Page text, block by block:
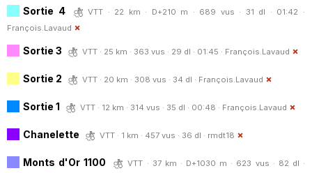
Sortie 4
VTT · 22 km · D+210 m · 689 vus · 31 dl · 01:42 ·
François.Lavaud
Sortie 3 VTT · 25 km · 363 vus · 29 dl · 01:45 · François.Lavaud
Sortie 2 VTT · 20 km · 308 vus · 34 dl · François.Lavaud
Sortie 1 VTT · 12 km · 314 vus · 35 dl · 00:48 · François.Lavaud
Chanelette VTT · 1 km · 457 vus · 36 dl · rmdt18
Monts d'Or 1100
VTT · 37 km · D+1030 m · 623 vus · 82 dl ·